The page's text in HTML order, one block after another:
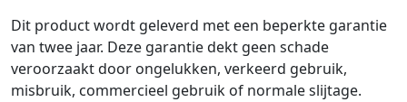
Dit product wordt geleverd met een beperkte garantie
van twee jaar. Deze garantie dekt geen schade
veroorzaakt door ongelukken, verkeerd gebruik,
misbruik, commercieel gebruik of normale slijtage.